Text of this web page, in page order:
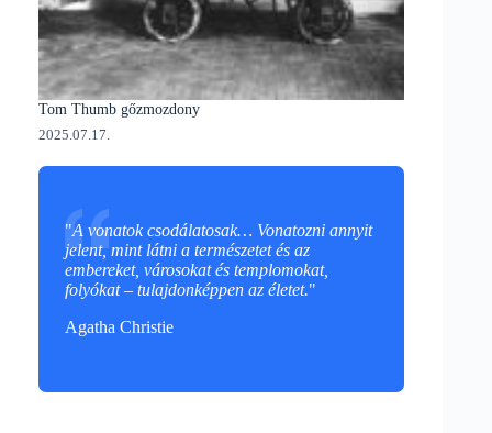
Tom Thumb gőzmozdony
2025.07.17.
"A vonatok csodálatosak… Vonatozni annyit
jelent, mint látni a természetet és az
embereket, városokat és templomokat,
folyókat – tulajdonképpen az életet."
Agatha Christie